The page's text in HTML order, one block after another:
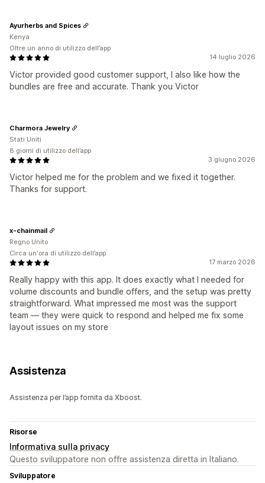
14 luglio 2026
Victor provided good customer support, I also like how the
bundles are free and accurate. Thank you Victor
Ayurherbs and Spices
Kenya
Oltre un anno di utilizzo dell’app
3 giugno 2026
Victor helped me for the problem and we fixed it together.
Thanks for support.
Charmora Jewelry
Stati Uniti
8 giorni di utilizzo dell’app
17 marzo 2026
Really happy with this app. It does exactly what I needed for
volume discounts and bundle offers, and the setup was pretty
straightforward. What impressed me most was the support
team — they were quick to respond and helped me fix some
layout issues on my store
x-chainmail
Regno Unito
Circa un'ora di utilizzo dell’app
Assistenza
Assistenza per l’app fornita da Xboost.
Risorse
Informativa sulla privacy
Questo sviluppatore non offre assistenza diretta in Italiano.
Sviluppatore